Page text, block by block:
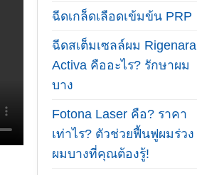
ฉีดเกล็ดเลือดเข้มข้น PRP
ฉีดสเต็มเซลล์ผม Rigenara
Activa คืออะไร? รักษาผม
บาง
Fotona Laser คือ? ราคา
เท่าไร? ตัวช่วยฟื้นฟูผมร่วง
ผมบางที่คุณต้องรู้!